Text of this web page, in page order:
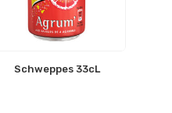
Schweppes 33cL